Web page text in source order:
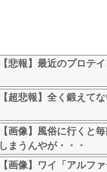
【悲報】最近のプロテ
【超悲報】全く鍛えて
【画像】風俗に行くと
しまうんやが・・・
【画像】ワイ「アルフ